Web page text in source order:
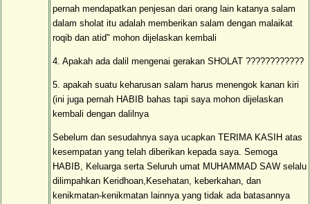
pernah mendapatkan penjesan dari orang lain katanya salam
dalam sholat itu adalah memberikan salam dengan malaikat
roqib dan atid" mohon dijelaskan kembali
4. Apakah ada dalil mengenai gerakan SHOLAT ????????????
5. apakah suatu keharusan salam harus menengok kanan kiri
(ini juga pernah HABIB bahas tapi saya mohon dijelaskan
kembali dengan dalilnya
Sebelum dan sesudahnya saya ucapkan TERIMA KASIH atas
kesempatan yang telah diberikan kepada saya. Semoga
HABIB, Keluarga serta Seluruh umat MUHAMMAD SAW selalu
dilimpahkan Keridhoan,Kesehatan, keberkahan, dan
kenikmatan-kenikmatan lainnya yang tidak ada batasannya